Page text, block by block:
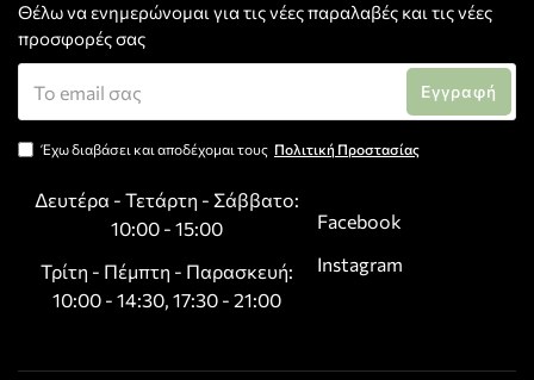
Θέλω να ενημερώνομαι για τις νέες παραλαβές και τις νέες
προσφορές σας
Εγγραφή
Έχω διαβάσει και αποδέχομαι τους Πολιτική Προστασίας
Δευτέρα - Τετάρτη - Σάββατο:
10:00 - 15:00
Τρίτη - Πέμπτη - Παρασκευή:
10:00 - 14:30, 17:30 - 21:00
Facebook
Instagram